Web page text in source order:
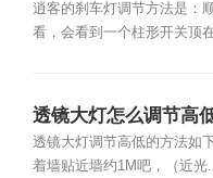
逍客的刹车灯调节方法是：
看，会看到一个柱形开关顶
透镜大灯怎么调节高
透镜大灯调节高低的方法如
着墙贴近墙约1M吧，（近光